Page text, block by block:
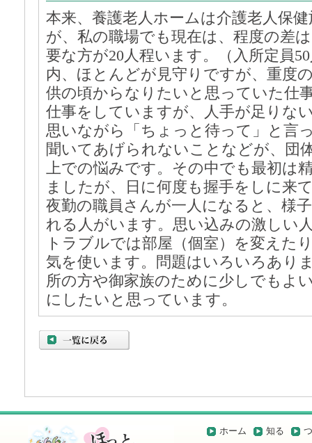
本来、養護老人ホームは介護老人保
が、私の職場でも現在は、程度の差
要な方が20人程います。（入所定員
内、ほとんどが見守りですが、重度
供の頃からなりたいと思っていた仕
仕事をしていますが、人手が足りな
思いながら「ちょっと待って」と言
聞いてあげられないことなどが、団
上での悩みです。その中でも最初は
ましたが、日に何度も握手をしに来
夜勤の職員さんが一人になると、様
れる人がいます。思い込みの激しい
トラブルでは部屋（個室）を変えた
気を使います。問題はいろいろあり
所の方や御家族のために少しでもよ
にしたいと思っています。
ホーム 知る